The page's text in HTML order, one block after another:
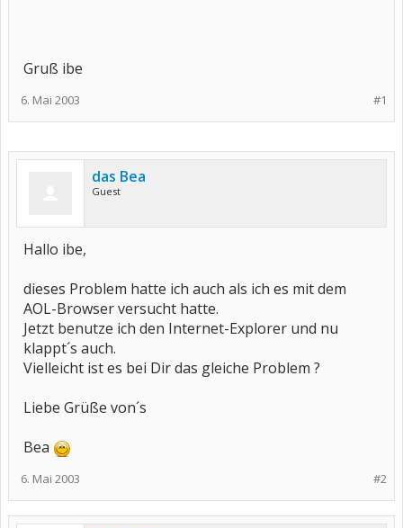
Gruß ibe
#1
6. Mai 2003
das Bea
Guest
Hallo ibe,
dieses Problem hatte ich auch als ich es mit dem
AOL-Browser versucht hatte.
Jetzt benutze ich den Internet-Explorer und nu
klappt´s auch.
Vielleicht ist es bei Dir das gleiche Problem ?
Liebe Grüße von´s
Bea
#2
6. Mai 2003